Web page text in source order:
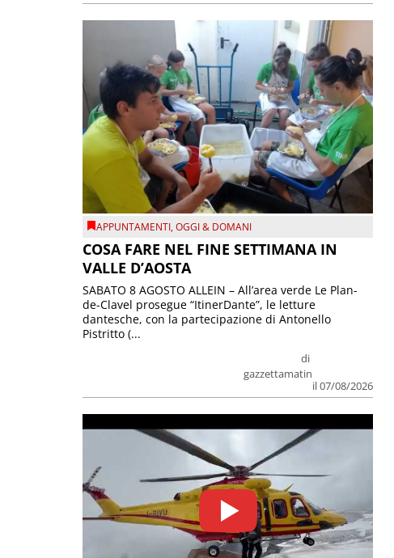
APPUNTAMENTI,OGGI & DOMANI
COSA FARE NEL FINE SETTIMANA IN
VALLE D’AOSTA
di
gazzettamatin
il 07/08/2026
SABATO 8 AGOSTO ALLEIN – All’area verde Le Plan-
de-Clavel prosegue “ItinerDante”, le letture
dantesche, con la partecipazione di Antonello
Pistritto (...